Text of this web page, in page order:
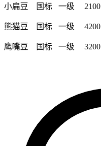
小扁豆 国标 一级 2100
熊猫豆 国标 一级 4200
鹰嘴豆 国标 一级 3200